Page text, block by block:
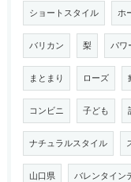
ショートスタイル ホ
バリカン 梨 パワ
まとまり ローズ
コンビニ 子ども
ナチュラルスタイル
山口県 バレンタイン